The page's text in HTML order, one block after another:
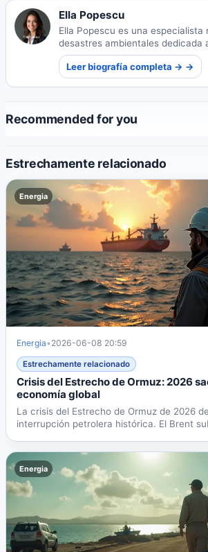
Ella Popescu
Ella Popescu es una especialista
desastres ambientales dedicada
mitigar crisis ecológicas. Su
comunidades a prepararse y
catástrofes naturales.
Leer biografía completa → →
Recommended for you
Estrechamente relacionado
Energia
Energia• 2026-06-08 20:59
Estrechamente relacionado
Crisis del Estrecho de Ormuz: 2026
economía global
La crisis del Estrecho de Ormuz de 2026
interrupción petrolera histórica. El Brent
Energia